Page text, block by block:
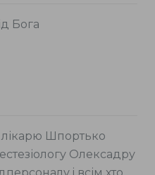
Бога
Шпортько
Олексадру